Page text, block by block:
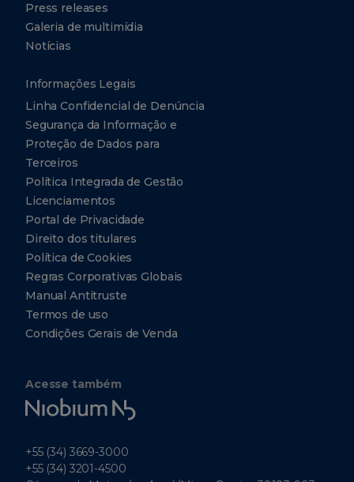
Press releases
Galeria de multimídia
Notícias
Informações Legais
Linha Confidencial de Denúncia
Segurança da Informação e
Proteção de Dados para
Terceiros
Política Integrada de Gestão
Licenciamentos
Portal de Privacidade
Direito dos titulares
Política de Cookies
Regras Corporativas Globais
Manual Antitruste
Termos de uso
Condições Gerais de Venda
Acesse também
Niobium
Tech
+55 (34) 3669-3000
+55 (34) 3201-4500